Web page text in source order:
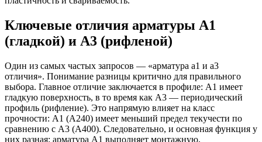
Ключевые отличия арматуры А1
(гладкой) и А3 (рифленой)
Один из самых частых запросов — «арматура а1 и а3
отличия». Понимание разницы критично для правильного
выбора. Главное отличие заключается в профиле: А1 имеет
гладкую поверхность, в то время как А3 — периодический
профиль (рифление). Это напрямую влияет на класс
прочности: А1 (А240) имеет меньший предел текучести по
сравнению с А3 (А400). Следовательно, и основная функция у
них разная: арматура А1 выполняет монтажную,